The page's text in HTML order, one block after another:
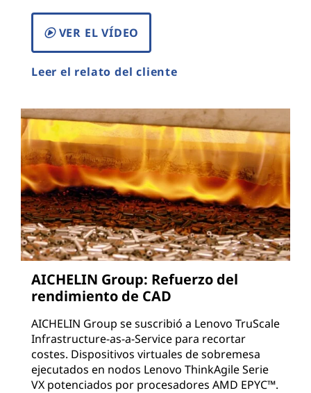
VER EL VÍDEO
Leer el relato del cliente
AICHELIN Group: Refuerzo del
rendimiento de CAD
AICHELIN Group se suscribió a Lenovo TruScale
Infrastructure-as-a-Service para recortar
costes. Dispositivos virtuales de sobremesa
ejecutados en nodos Lenovo ThinkAgile Serie
VX potenciados por procesadores AMD EPYC™.